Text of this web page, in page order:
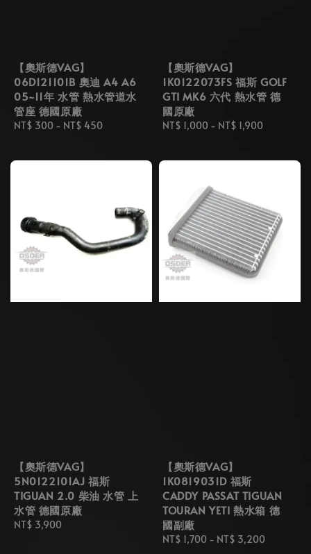
【奧斯德VAG】
06D121101B 奧迪 A4 A6
05~11年 水管 熱水管道水
管座 德國原廠
Regular
NT$ 300 - NT$ 450
【奧斯德VAG】
1K0122073FS 福斯 GOLF
GTI MK6 六代 熱水管 德
國原廠
Regular
NT$ 1,000 - NT$ 1,900
【奧斯德VAG】
5N0122101AJ 福斯
TIGUAN 2.0 柴油 水管 上
水管 德國原廠
Regular
NT$ 3,900
【奧斯德VAG】
1K0819031D 福斯
CADDY PASSAT TIGUAN
TOURAN YETI 熱水箱 德
國副廠
Regular
NT$ 1,700 - NT$ 3,200